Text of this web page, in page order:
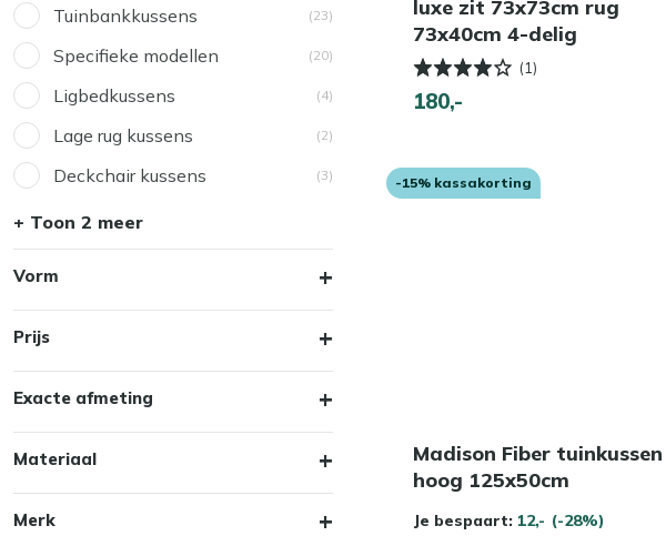
Tuinbankkussens (23)
Specifieke modellen (20)
Ligbedkussens (4)
Lage rug kussens (2)
Deckchair kussens (3)
+ Toon 2 meer
Vorm
Prijs
Exacte afmeting
Materiaal
Merk
luxe zit 73x73cm rug
73x40cm 4-delig
(1)
180,-
-15% kassakorting
Madison Fiber tuinkussen
hoog 125x50cm
Je bespaart: 12,- (-28%)